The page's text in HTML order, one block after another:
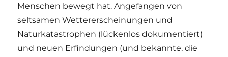
Menschen bewegt hat. Angefangen von
seltsamen Wettererscheinungen und
Naturkatastrophen (lückenlos dokumentiert)
und neuen Erfindungen (und bekannte, die